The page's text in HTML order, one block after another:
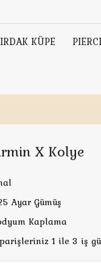
KÜPE
X Kolye
Ayar Gümüş
Kaplama
1 ile 3 iş